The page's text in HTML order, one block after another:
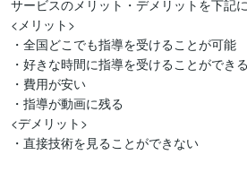
サービスのメリット・デメリットを下記
<メリット>
・全国どこでも指導を受けることが可能
・好きな時間に指導を受けることができる
・費用が安い
・指導が動画に残る
<デメリット>
・直接技術を見ることができない